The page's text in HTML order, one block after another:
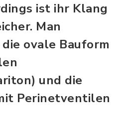
ist ihr Klang
Man
ovale Bauform
und die
Perinetventilen